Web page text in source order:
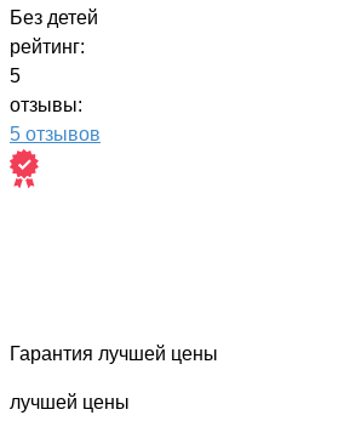
Без детей
рейтинг:
5
отзывы:
5 отзывов
Гарантия лучшей цены
лучшей цены